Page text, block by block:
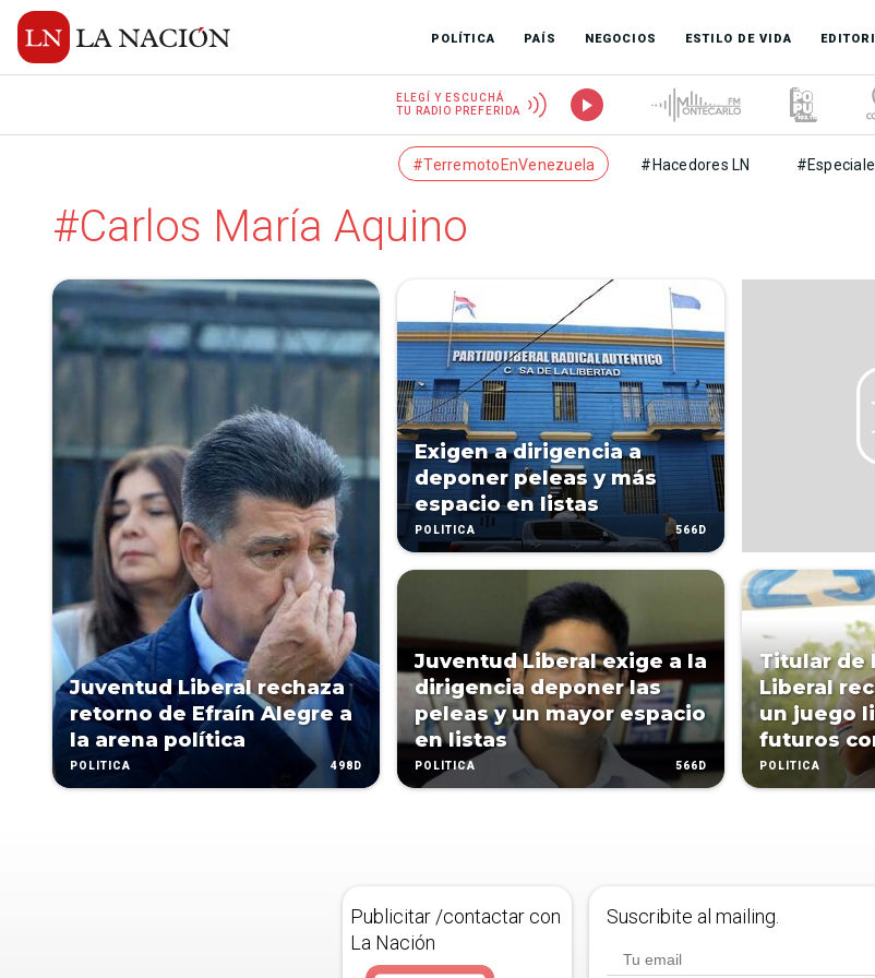
POLÍTICA PAÍS NEGOCIOS ESTILO DE VIDA
ELEGÍ Y ESCUCHÁ
TU RADIO PREFERIDA
#TerremotoEnVenezuela #Hacedores LN
#Carlos María Aquino
Juventud Liberal rechaza
retorno de Efraín Alegre a
la arena política
POLÍTICA 498D
Exigen a dirigencia a
deponer peleas y más
espacio en listas
POLÍTICA 566D
Juventud Liberal exige a la
dirigencia deponer las
peleas y un mayor espacio
en listas
POLÍTICA 566D
Titular de
Liberal
un juego
futuros
POLÍTICA
Publicitar /contactar con
La Nación
Suscribite al mailing.